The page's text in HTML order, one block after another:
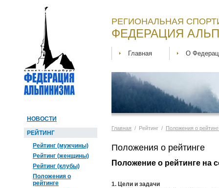
НОВОСТИ
РЕЙТИНГ
Рейтинг (мужчины)
Рейтинг (женщины)
Рейтинг (клубы)
Положения о
рейтинге
РЕГИОНАЛЬНАЯ
ФЕДЕРАЦИЯ
Главная О
Главная / Рейтинг / Положения о
Положения о рейтинге
Положение о рейтинге на
1. Цели и задачи